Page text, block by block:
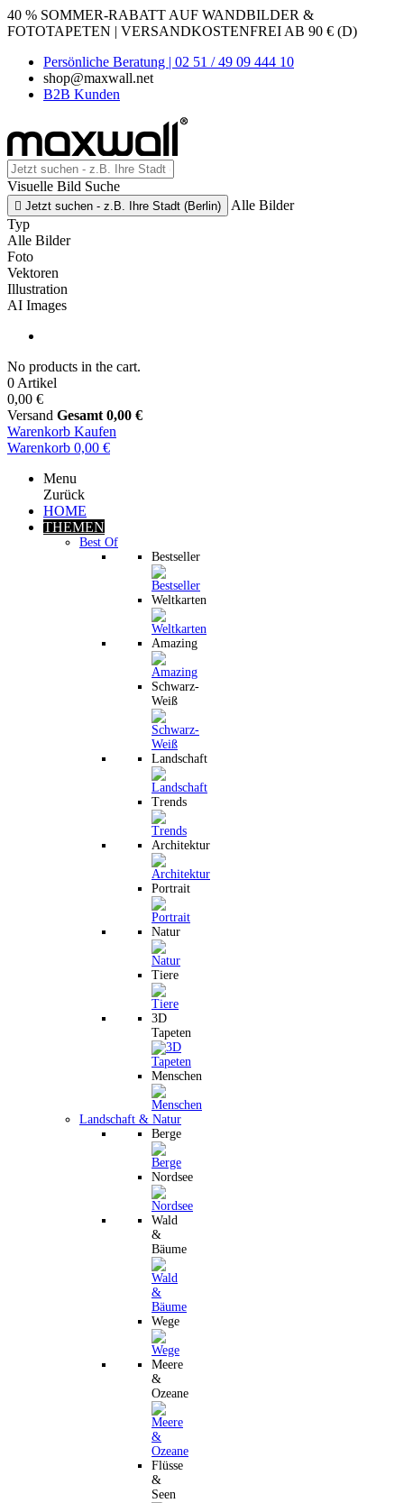
40 % SOMMER-RABATT AUF WANDBILDER &
FOTOTAPETEN | VERSANDKOSTENFREI AB 90 € (D)
Persönliche Beratung | 02 51 / 49 09 444 10
shop@maxwall.net
B2B Kunden
Visuelle Bild Suche
 Jetzt suchen - z.B. Ihre Stadt (Berlin)
Alle Bilder
Typ
Alle Bilder
Foto
Vektoren
Illustration
AI Images
No products in the cart.
0 Artikel
0,00 €
Versand Gesamt 0,00 €
Warenkorb Kaufen
Warenkorb 0,00 €
Menu
Zurück
HOME
THEMEN
Best Of
Bestseller
Weltkarten
Amazing
Schwarz-
Weiß
Landschaft
Trends
Architektur
Portrait
Natur
Tiere
3D
Tapeten
Menschen
Landschaft & Natur
Berge
Nordsee
Wald
&
Bäume
Wege
Meere
&
Ozeane
Flüsse
&
Seen